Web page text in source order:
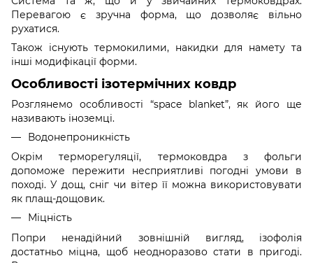
Перевагою є зручна форма, що дозволяє вільно
рухатися.
Також існують термокилими, накидки для намету та
інші модифікації форми.
Особливості ізотермічних ковдр
Розглянемо особливості “space blanket”, як його ще
називають іноземці.
Водонепроникність
Окрім терморегуляції, термоковдра з фольги
допоможе пережити несприятливі погодні умови в
поході. У дощ, сніг чи вітер її можна використовувати
як плащ-дощовик.
Міцність
Попри ненадійний зовнішній вигляд, ізофолія
достатньо міцна, щоб неодноразово стати в пригоді.